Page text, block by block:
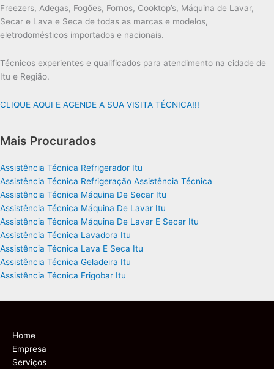
Freezers, Adegas, Fogões, Fornos, Cooktop’s, Máquina de Lavar,
Secar e Lava e Seca de todas as marcas e modelos,
eletrodomésticos importados e nacionais.
Técnicos experientes e qualificados para atendimento na cidade de
Itu e Região.
CLIQUE AQUI E AGENDE A SUA VISITA TÉCNICA!!!
Mais Procurados
Assistência Técnica Refrigerador Itu
Assistência Técnica Refrigeração Assistência Técnica
Assistência Técnica Máquina De Secar Itu
Assistência Técnica Máquina De Lavar Itu
Assistência Técnica Máquina De Lavar E Secar Itu
Assistência Técnica Lavadora Itu
Assistência Técnica Lava E Seca Itu
Assistência Técnica Geladeira Itu
Assistência Técnica Frigobar Itu
Home
Empresa
Serviços